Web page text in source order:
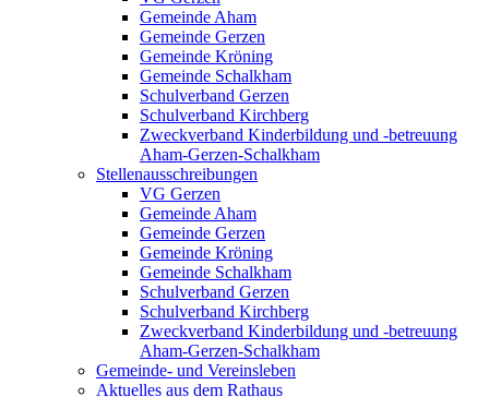
Gemeinde Aham
Gemeinde Gerzen
Gemeinde Kröning
Gemeinde Schalkham
Schulverband Gerzen
Schulverband Kirchberg
Zweckverband Kinderbildung und -betreuung
Aham-Gerzen-Schalkham
Stellenausschreibungen
VG Gerzen
Gemeinde Aham
Gemeinde Gerzen
Gemeinde Kröning
Gemeinde Schalkham
Schulverband Gerzen
Schulverband Kirchberg
Zweckverband Kinderbildung und -betreuung
Aham-Gerzen-Schalkham
Gemeinde- und Vereinsleben
Aktuelles aus dem Rathaus